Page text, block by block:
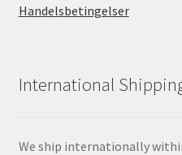
Handelsbetingelser
International
We ship internationally